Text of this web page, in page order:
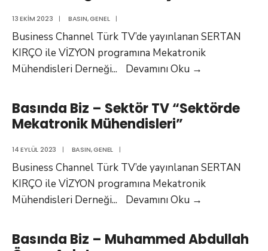
13 EKIM 2023 | BASIN,GENEL |
Business Channel Türk TV’de yayınlanan SERTAN
KIRÇO ile VİZYON programına Mekatronik
Mühendisleri Derneği... Devamını Oku →
–
Foxtürk
Nasıl
İş
Basında Biz – Sektör TV “Sektörde
Mekatronik Mühendisleri”
14 EYLÜL 2023 | BASIN,GENEL |
Business Channel Türk TV’de yayınlanan SERTAN
KIRÇO ile VİZYON programına Mekatronik
Mühendisleri Derneği... Devamını Oku →
Sektör
Basında Biz – Muhammed Abdullah